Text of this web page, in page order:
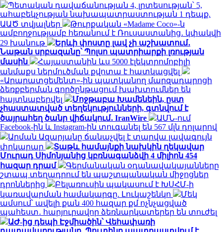
Պետական դավաճանության 4, լրտեսության՝ 5,
ահաբեկչության նախապատրաստության 1 դեպք.
ԱԱԾ տվյալներ
Թուրքական «Madame Coco»-ն
ամբողջությամբ հեռանում է Ռուսաստանից․ կփակվի
29 խանութ
Երևի փոստը լավ չի աշխատում․
Նաթան սրբազանը՝ Պոլսո պատրիարքի լռության
մասին
Հայաստանին ևս 5000 էլեկտրոմոբիլի
անմաքս ներմուծման քվոտա է հատկացվել
«Արարատցեմենտ»-ին պատկանող մարզադպրոցի
ձեռքբերման գործընթացում խախտումներ են
հայտնաբերվել
Մոջթաբա Խամենեին, ըստ
չհաստատված տեղեկությունների, գտնվում է
ծայրահեղ ծանր վիճակում․ IranWire
ԱՄՆ-ում
Facebook-ին և Instagram-ին տուգանել են 567 մլն դոլարով
Արման Ազարյանը ճանաչվել է տարվա լավագույն
փրկարար
Տաթև համայնքի նախկին ղեկավար
Մուրադ Սիմոնյանից կբռնագանձվի 4 միլիոն 454
հազար դրամ
Գերմանական օդանավակայանները
շտապ տեղադրում են պաշտպանական միջոցներ
դրոններից
Բելառուսին պակասում է ԽՍՀՄ-ի
կառավարման համակարգը. Լուկաշենկո
Մեկ
ամսում՝ ավելի քան 400 հազար քմ ոչնչացված
պահեստ․ հարյուրավոր ձեռնարկատերեր են տուժել
ԱԺ-ից դեպի Էջմիածին՝ Վեհափառի